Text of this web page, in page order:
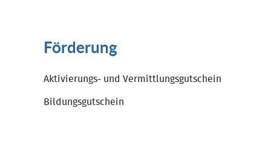
Förderung
Aktivierungs- und Vermittlungsgutschein
Bildungsgutschein